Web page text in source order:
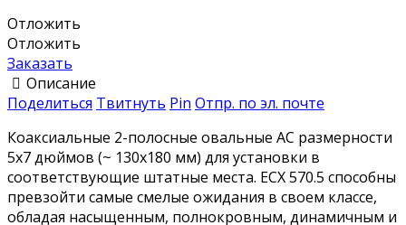
Отложить
Отложить
Заказать
Описание
Поделиться Твитнуть Pin Отпр. по эл. почте
Коаксиальные 2-полосные овальные АС размерности
5х7 дюймов (~ 130х180 мм) для установки в
соответствующие штатные места. ECX 570.5 способны
превзойти самые смелые ожидания в своем классе,
обладая насыщенным, полнокровным, динамичным и